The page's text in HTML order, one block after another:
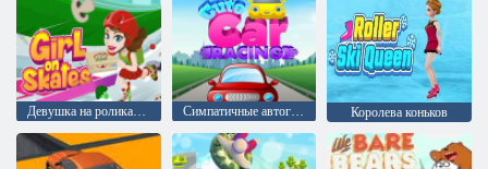
Девушка на роликах: Мания пиццы Симпатичные автогонки Королева коньков